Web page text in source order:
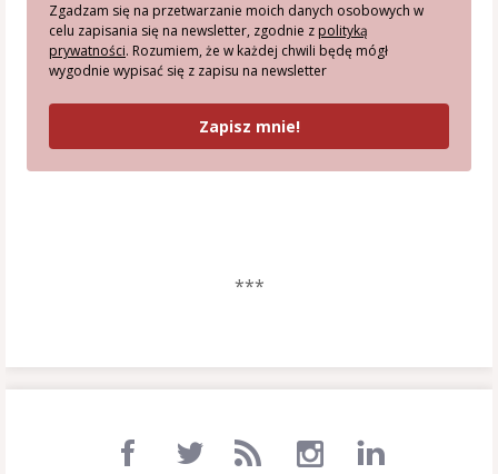
Zgadzam się na przetwarzanie moich danych osobowych w
celu zapisania się na newsletter, zgodnie z polityką
prywatności. Rozumiem, że w każdej chwili będę mógł
wygodnie wypisać się z zapisu na newsletter
Zapisz mnie!
***